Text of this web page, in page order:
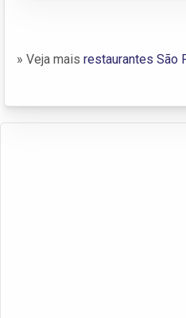
» Veja mais restaurantes São